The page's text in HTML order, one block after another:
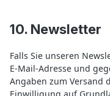
10. Newsletter
Falls Sie unseren
E-Mail-Adresse und
Angaben zum Versand